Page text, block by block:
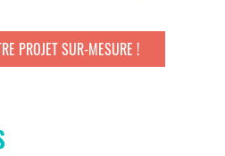
PROJET SUR-MESURE !